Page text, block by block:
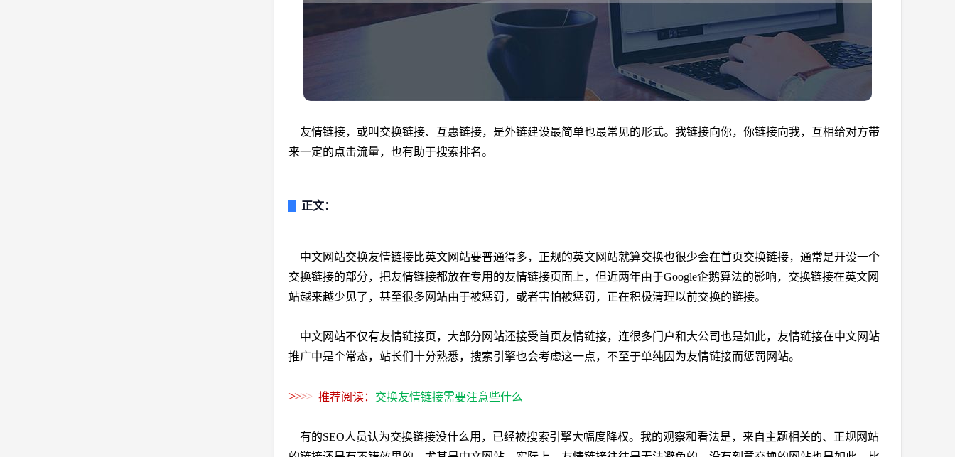
友情链接，或叫交换链接、互惠链接，是外链建设最简单也最常见的形式。我链接向你，你链接向我，互相给对方带
来一定的点击流量，也有助于搜索排名。
正文：
中文网站交换友情链接比英文网站要普通得多，正规的英文网站就算交换也很少会在首页交换链接，通常是开设一个
交换链接的部分，把友情链接都放在专用的友情链接页面上，但近两年由于Google企鹅算法的影响，交换链接在英文网
站越来越少见了，甚至很多网站由于被惩罚，或者害怕被惩罚，正在积极清理以前交换的链接。
中文网站不仅有友情链接页，大部分网站还接受首页友情链接，连很多门户和大公司也是如此，友情链接在中文网站
推广中是个常态，站长们十分熟悉，搜索引擎也会考虑这一点，不至于单纯因为友情链接而惩罚网站。
>>>> 推荐阅读： 交换友情链接需要注意些什么
有的SEO人员认为交换链接没什么用，已经被搜索引擎大幅度降权。我的观察和看法是，来自主题相关的、正规网站